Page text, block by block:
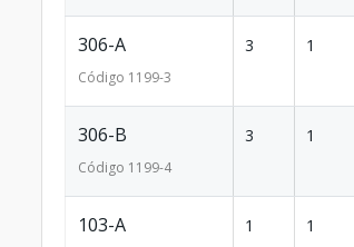
306-A
Código 1199-3
3 1
306-B
Código 1199-4
3 1
103-A 1 1